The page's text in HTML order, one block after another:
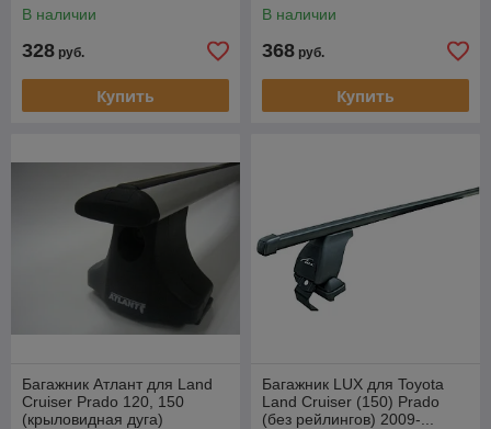
В наличии
328 руб.
Купить
В наличии
368 руб.
Купить
Багажник Атлант для Land
Cruiser Prado 120, 150
(крыловидная дуга)
Багажник LUX для Toyota
Land Cruiser (150) Prado
(без рейлингов) 2009-...